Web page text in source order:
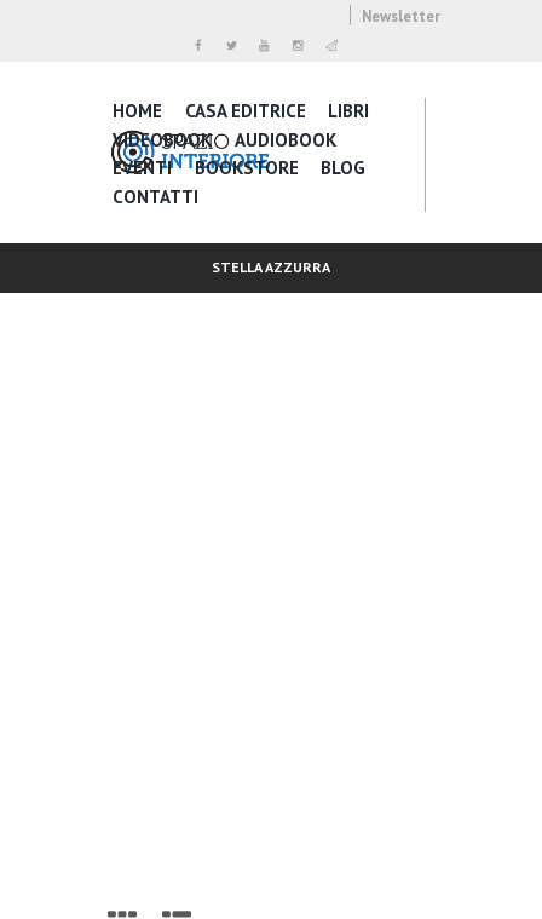
Newsletter
HOME CASA EDITRICE
LIBRI
VIDEOBOOK
AUDIOBOOK
EVENTI
BOOKSTORE
BLOG
CONTATTI
STELLA AZZURRA